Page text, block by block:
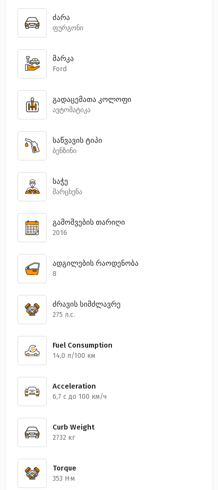
ძარა
ფურგონი
მარკა
Ford
გადაცემათა კოლოფი
ავტომატიკა
საწვავის ტიპი
ბენზინი
საჭე
მარცხენა
გამოშვების თარიღი
2016
ადგილების რაოდენობა
8
ძრავის სიმძლავრე
275 л.с.
Fuel Consumption
14,0 л/100 км
Acceleration
6,7 с до 100 км/ч
Curb Weight
2732 кг
Torque
353 Н·м